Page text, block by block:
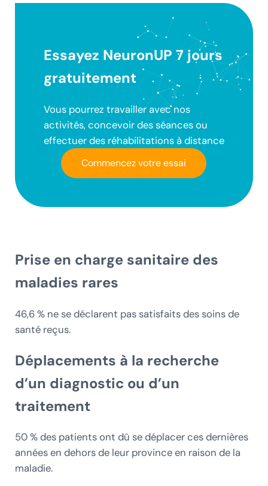
Essayez NeuronUP 7 jours
gratuitement
Vous pourrez travailler avec nos
activités, concevoir des séances ou
effectuer des réhabilitations à distance
Commencez votre essai
Prise en charge sanitaire des
maladies rares
46,6 % ne se déclarent pas satisfaits des soins de
santé reçus.
Déplacements à la recherche
d’un diagnostic ou d’un
traitement
50 % des patients ont dû se déplacer ces dernières
années en dehors de leur province en raison de la
maladie.